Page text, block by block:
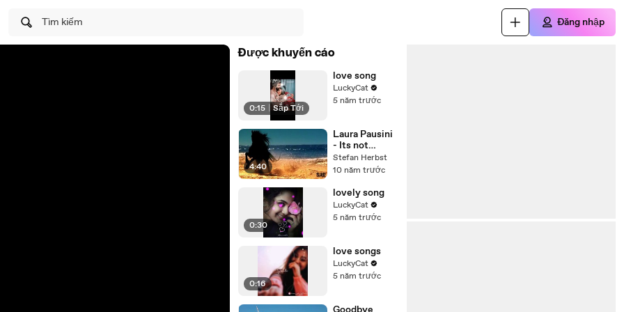
Tìm kiếm Đăng nhập
Được khuyến cáo
0:15 | Sắp Tới
love song
LuckyCat
5 năm trước
4:40
Laura Pausini
- Its not
goodbye
Stefan Herbst
10 năm trước
0:30
lovely song
LuckyCat
5 năm trước
0:16
love songs
LuckyCat
5 năm trước